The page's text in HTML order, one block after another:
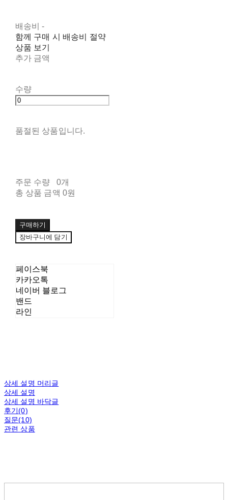
배송비-
함께 구매 시 배송비 절약
상품 보기
추가 금액
수량
품절된 상품입니다.
주문 수량
0개
총 상품 금액 0원
구매하기
장바구니에 담기
페이스북
카카오톡
네이버 블로그
밴드
라인
상세 설명 머리글
상세 설명
상세 설명 바닥글
후기(0)
질문(10)
관련 상품